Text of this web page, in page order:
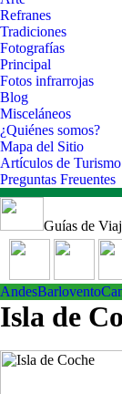
Refranes
Tradiciones
Fotografías
Principal
Fotos infrarrojas
Blog
Misceláneos
¿Quiénes somos?
Mapa del Sitio
Artículos de Turismo
Preguntas Freuentes
Guías de
AndesBarlovento
Isla de